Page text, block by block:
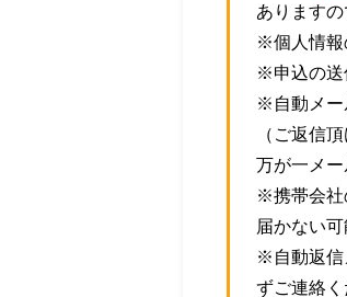
あります
※個人情報
※申込の送
※自動メー
（ご返信
万が一メ
※携帯会社
届かない可
※自動返信
ずご連絡く